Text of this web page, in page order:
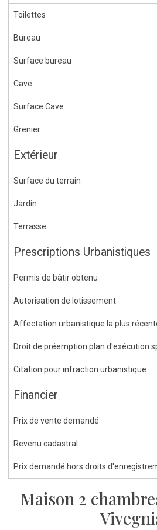
Toilettes
Bureau
Surface bureau
Cave
Surface Cave
Grenier
Extérieur
Surface du terrain
Jardin
Terrasse
Prescriptions Urbanistiques
Permis de bâtir obtenu
Autorisation de lotissement
Affectation urbanistique la plus
Droit de préemption plan d'exécution
Citation pour infraction urbanistique
Financier
Prix de vente demandé
Revenu cadastral
Prix demandé hors droits
Maison 2